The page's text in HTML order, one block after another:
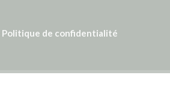
Politique de confidentialité